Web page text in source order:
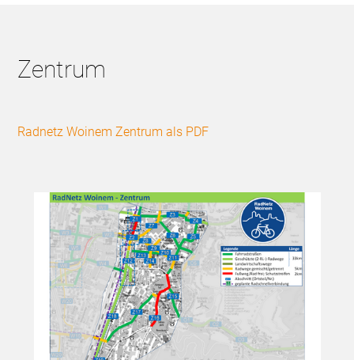
Zentrum
Radnetz Woinem Zentrum als PDF